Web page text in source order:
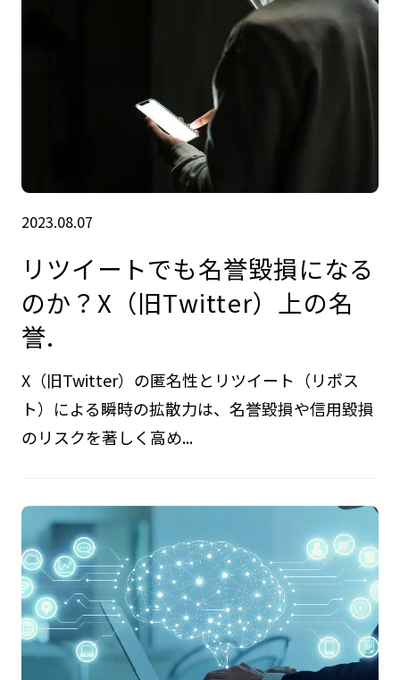
2023.08.07
リツイートでも名誉毀損になる
のか？X（旧Twitter）上の名
誉.
X（旧Twitter）の匿名性とリツイート（リポス
ト）による瞬時の拡散力は、名誉毀損や信用毀損
のリスクを著しく高め...